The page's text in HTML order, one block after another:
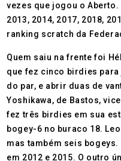
vezes que jogou o Aberto.
2013, 2014, 2017, 2018,
ranking scratch da
Quem saiu na frente foi
que fez cinco birdies
do par, e abrir duas de
Yoshikawa, de Bastos,
fez três birdies em sua
bogey-6 no buraco 18.
mas também seis
em 2012 e 2015. O outro